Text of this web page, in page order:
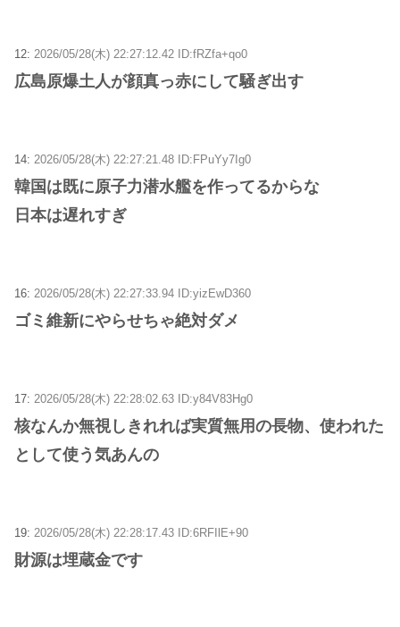
12: 2026/05/28(木) 22:27:12.42 ID:fRZfa+qo0
広島原爆土人が顔真っ赤にして騒ぎ出す
14: 2026/05/28(木) 22:27:21.48 ID:FPuYy7Ig0
韓国は既に原子力潜水艦を作ってるからな
日本は遅れすぎ
16: 2026/05/28(木) 22:27:33.94 ID:yizEwD360
ゴミ維新にやらせちゃ絶対ダメ
17: 2026/05/28(木) 22:28:02.63 ID:y84V83Hg0
核なんか無視しきれれば実質無用の長物、使われた
として使う気あんの
19: 2026/05/28(木) 22:28:17.43 ID:6RFIlE+90
財源は埋蔵金です